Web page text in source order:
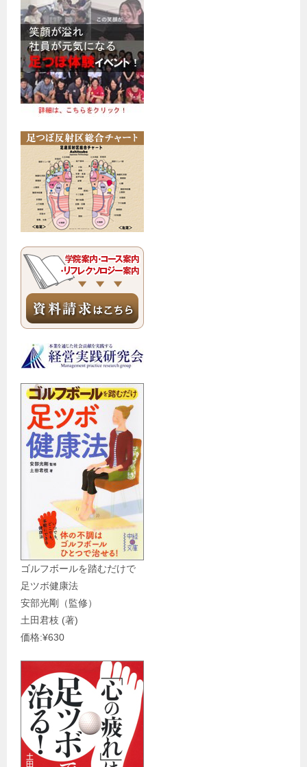
ゴルフボールを踏むだけで
足ツボ健康法
安部光剛（監修）
土田君枝 (著)
価格:¥630